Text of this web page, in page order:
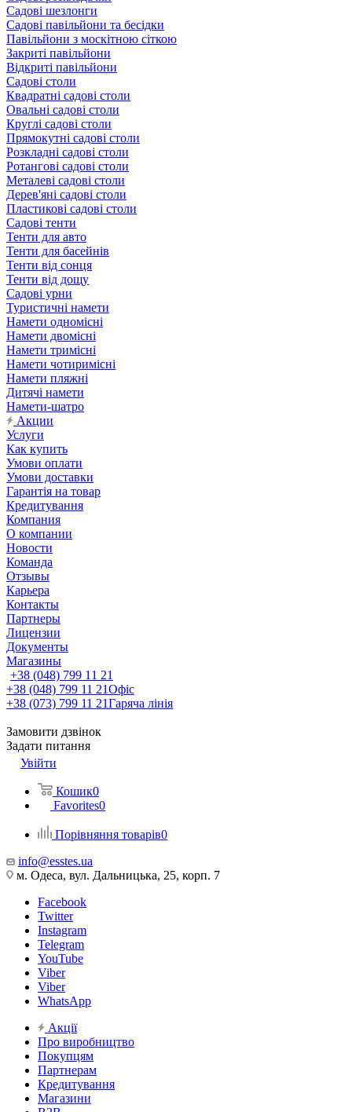
Садові шезлонги
Садові павільйони та бесідки
Павільйони з москітною сіткою
Закриті павільйони
Відкриті павільйони
Садові столи
Квадратні садові столи
Овальні садові столи
Круглі садові столи
Прямокутні садові столи
Розкладні садові столи
Ротангові садові столи
Металеві садові столи
Дерев'яні садові столи
Пластикові садові столи
Садові тенти
Тенти для авто
Тенти для басейнів
Тенти від сонця
Тенти від дощу
Садові урни
Туристичні намети
Намети одномісні
Намети двомісні
Намети тримісні
Намети чотиримісні
Намети пляжні
Дитячі намети
Намети-шатро
Акции
Услуги
Как купить
Умови оплати
Умови доставки
Гарантія на товар
Кредитування
Компания
О компании
Новости
Команда
Отзывы
Карьера
Контакты
Партнеры
Лицензии
Документы
Магазины
+38 (048) 799 11 21
+38 (048) 799 11 21Офіс
+38 (073) 799 11 21Гаряча лінія
Замовити дзвінок
Задати питання
Увійти
Кошик0
Favorites0
Порівняння товарів0
info@esstes.ua
м. Одеса, вул. Дальницька, 25, корп. 7
Facebook
Twitter
Instagram
Telegram
YouTube
Viber
Viber
WhatsApp
Акції
Про виробництво
Покупцям
Партнерам
Кредитування
Магазини